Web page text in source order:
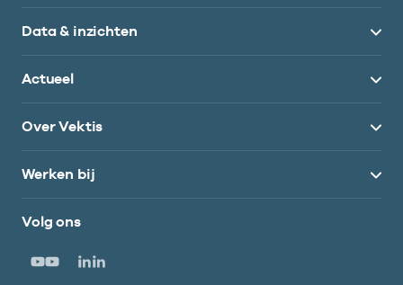
Data & inzichten
Actueel
Over Vektis
Werken bij
Volg ons